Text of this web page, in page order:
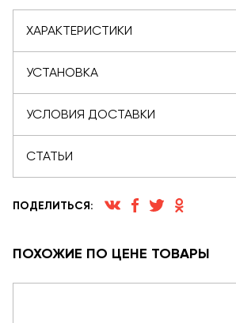
ХАРАКТЕРИСТИКИ
УСТАНОВКА
УСЛОВИЯ ДОСТАВКИ
СТАТЬИ
ПОДЕЛИТЬСЯ:
ПОХОЖИЕ ПО ЦЕНЕ ТОВАРЫ